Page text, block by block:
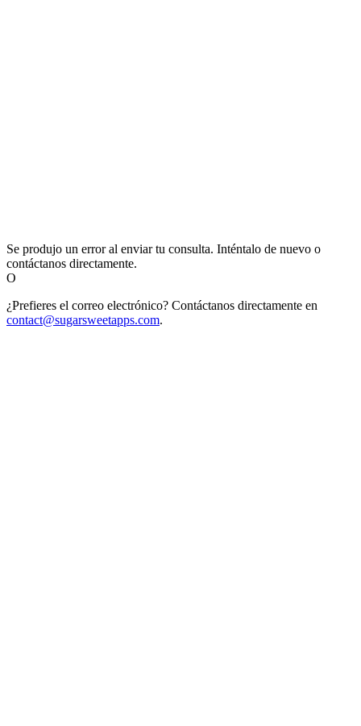
Se produjo un error al enviar tu consulta. Inténtalo de nuevo o
contáctanos directamente.
O
¿Prefieres el correo electrónico? Contáctanos directamente en
contact@sugarsweetapps.com.